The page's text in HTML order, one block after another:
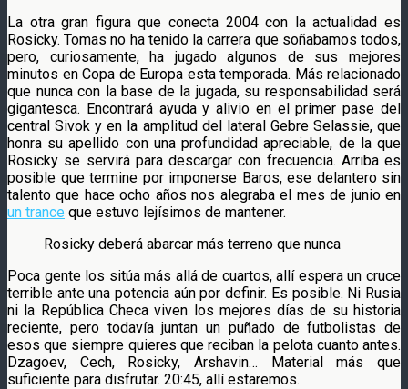
La otra gran figura que conecta 2004 con la actualidad es
Rosicky. Tomas no ha tenido la carrera que soñabamos todos,
pero, curiosamente, ha jugado algunos de sus mejores
minutos en Copa de Europa esta temporada. Más relacionado
que nunca con la base de la jugada, su responsabilidad será
gigantesca. Encontrará ayuda y alivio en el primer pase del
central Sivok y en la amplitud del lateral Gebre Selassie, que
honra su apellido con una profundidad apreciable, de la que
Rosicky se servirá para descargar con frecuencia. Arriba es
posible que termine por imponerse Baros, ese delantero sin
talento que hace ocho años nos alegraba el mes de junio en
un trance que estuvo lejísimos de mantener.
Rosicky deberá abarcar más terreno que nunca
Poca gente los sitúa más allá de cuartos, allí espera un cruce
terrible ante una potencia aún por definir. Es posible. Ni Rusia
ni la República Checa viven los mejores días de su historia
reciente, pero todavía juntan un puñado de futbolistas de
esos que siempre quieres que reciban la pelota cuanto antes.
Dzagoev, Cech, Rosicky, Arshavin… Material más que
suficiente para disfrutar. 20:45, allí estaremos.